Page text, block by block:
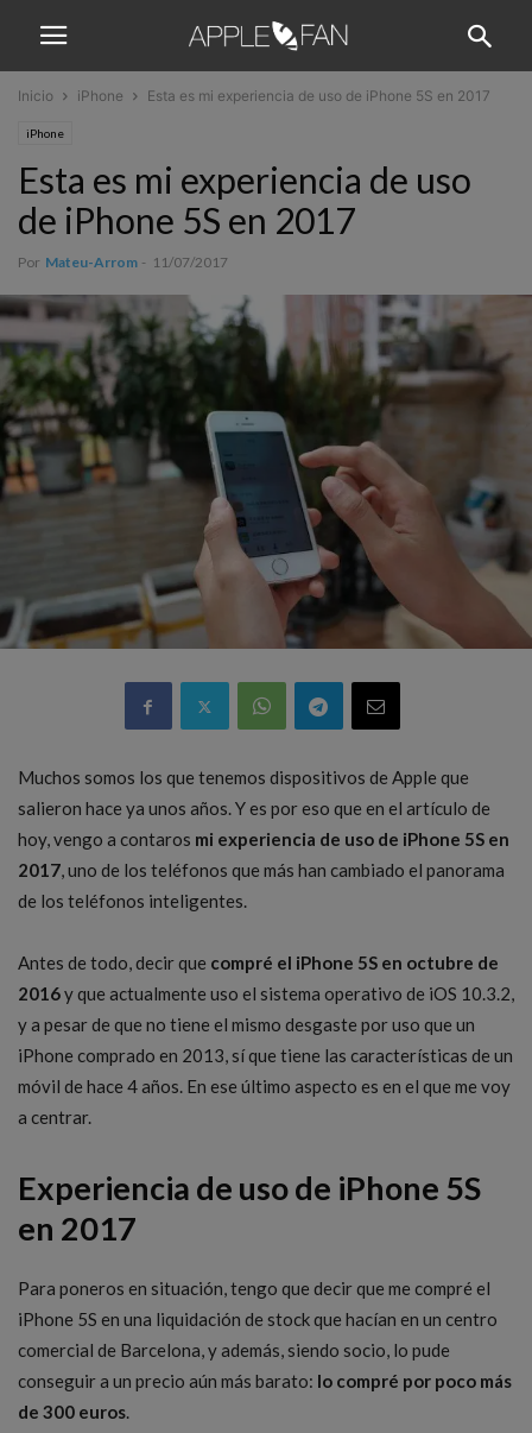
Inicio iPhone Esta es mi experiencia de uso de iPhone 5S en 2017
iPhone
Esta es mi experiencia de uso
de iPhone 5S en 2017
Por Mateu-Arrom - 11/07/2017
Muchos somos los que tenemos dispositivos de Apple que
salieron hace ya unos años. Y es por eso que en el artículo de
hoy, vengo a contaros mi experiencia de uso de iPhone 5S en
2017, uno de los teléfonos que más han cambiado el panorama
de los teléfonos inteligentes.
Antes de todo, decir que compré el iPhone 5S en octubre de
2016y que actualmente uso el sistema operativo de iOS 10.3.2,
y a pesar de que no tiene el mismo desgaste por uso que un
iPhone comprado en 2013, sí que tiene las características de un
móvil de hace 4 años. En ese último aspecto es en el que me voy
a centrar.
Experiencia de uso de iPhone 5S
en 2017
Para poneros en situación, tengo que decir que me compré el
iPhone 5S en una liquidación de stock que hacían en un centro
comercial de Barcelona, y además, siendo socio, lo pude
conseguir a un precio aún más barato: lo compré por poco más
de 300 euros.